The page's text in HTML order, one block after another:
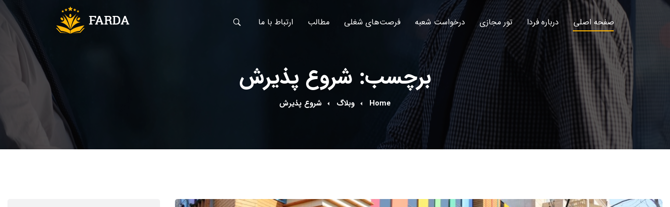
صفحه اصلی درباره فردا تور مجازی درخواست شعبه فرصت‌های شغلی مطالب ارتباط با ما
برچسب: شروع پذیرش
Home وبلاگ شروع پذیرش